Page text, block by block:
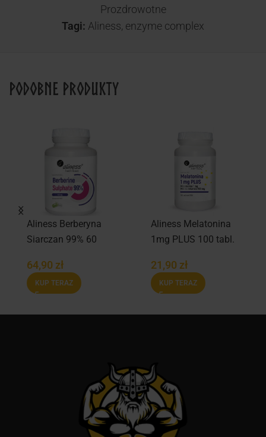
Prozdrowotne
Tagi: Aliness, enzyme complex
Podobne produkty
Aliness Berberyna
Siarczan 99% 60
64,90 zł
KUP TERAZ
Aliness Melatonina
1mg PLUS 100 tabl.
21,90 zł
KUP TERAZ